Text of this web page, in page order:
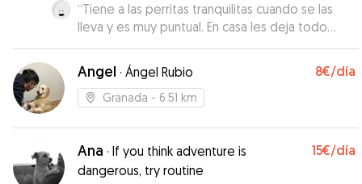
“Tiene a las perritas tranquilitas cuando se las
lleva y es muy puntual. En casa les deja todo
organizado para el siguiente día que las
recoge.
Angel · Ángel Rubio 8€/día
Granada - 6.51 km
Ana · If you think adventure is
dangerous, try routine
15€/día